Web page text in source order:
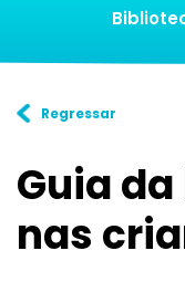
Regressar
Guia
nas